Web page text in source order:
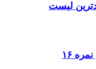
لیست
۱۶